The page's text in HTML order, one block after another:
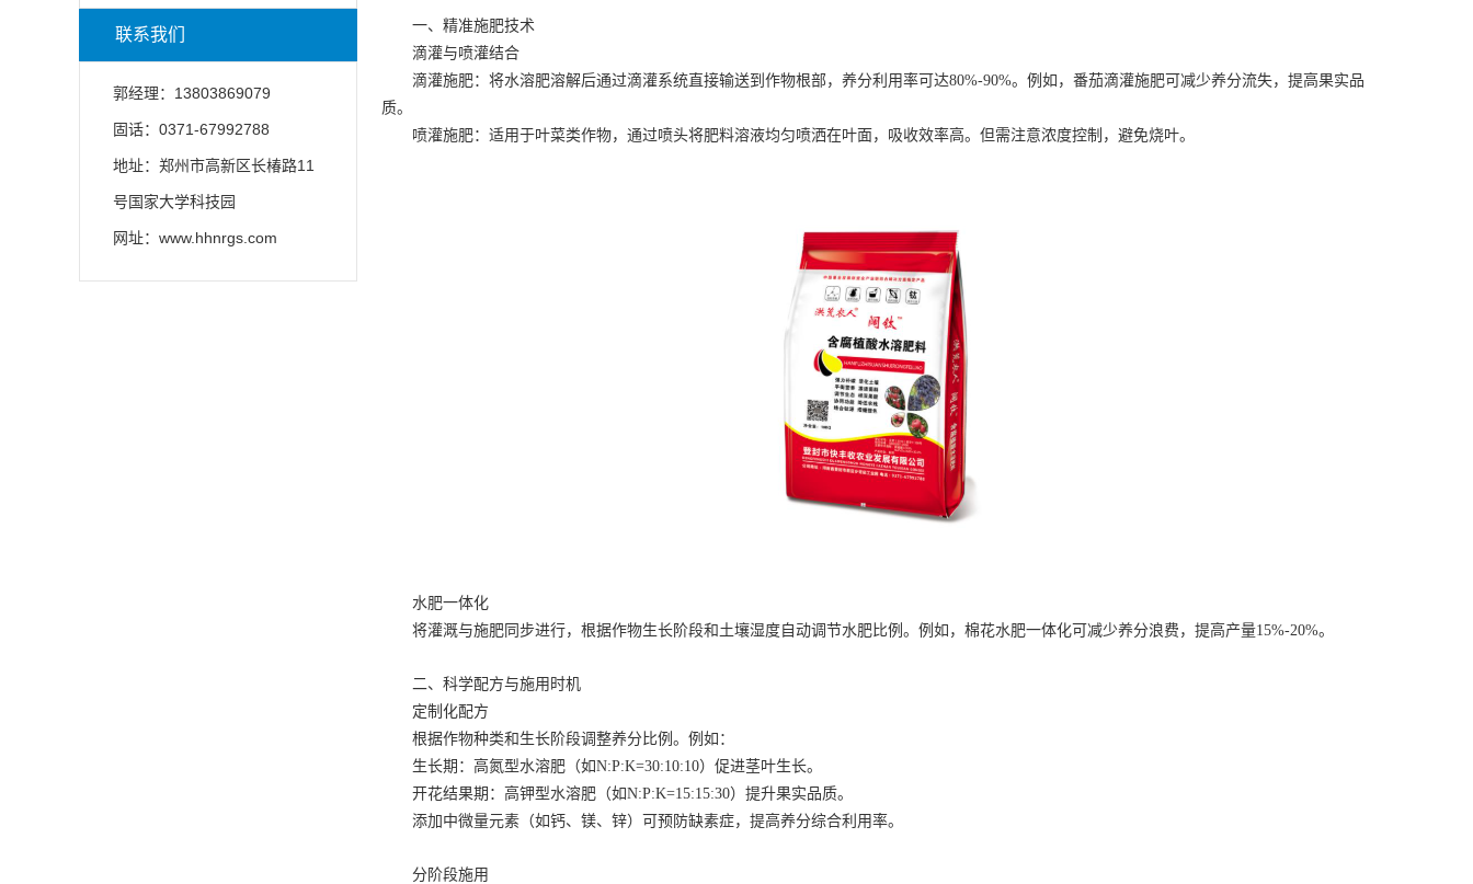
联系我们
郭经理：13803869079
固话：0371-67992788
地址：郑州市高新区长椿路11
号国家大学科技园
网址：www.hhnrgs.com
一、精准施肥技术
滴灌与喷灌结合
滴灌施肥：将水溶肥溶解后通过滴灌系统直接输送到作物根部，养分利用率可达80%-90%。例如，番茄滴灌施肥可减少养分流失，提高果实品
质。
喷灌施肥：适用于叶菜类作物，通过喷头将肥料溶液均匀喷洒在叶面，吸收效率高。但需注意浓度控制，避免烧叶。
水肥一体化
将灌溉与施肥同步进行，根据作物生长阶段和土壤湿度自动调节水肥比例。例如，棉花水肥一体化可减少养分浪费，提高产量15%-20%。
二、科学配方与施用时机
定制化配方
根据作物种类和生长阶段调整养分比例。例如：
生长期：高氮型水溶肥（如N:P:K=30:10:10）促进茎叶生长。
开花结果期：高钾型水溶肥（如N:P:K=15:15:30）提升果实品质。
添加中微量元素（如钙、镁、锌）可预防缺素症，提高养分综合利用率。
分阶段施用